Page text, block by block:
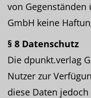
von
GmbH keine
§ 8 Datenschutz
Die dpunkt.verlag
Nutzer zur
diese Daten